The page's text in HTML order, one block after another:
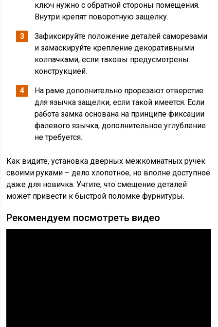
ключ нужно с обратной стороны помещения.
Внутри крепят поворотную защелку.
Зафиксируйте положение деталей саморезами
и замаскируйте крепление декоративными
колпачками, если таковы предусмотрены
конструкцией.
На раме дополнительно прорезают отверстие
для язычка защелки, если такой имеется. Если
работа замка основана на принципе фиксации
фалевого язычка, дополнительное углубление
не требуется.
Как видите, установка дверных межкомнатных ручек
своими руками – дело хлопотное, но вполне доступное
даже для новичка. Учтите, что смещение деталей
может привести к быстрой поломке фурнитуры.
Рекомендуем посмотреть видео